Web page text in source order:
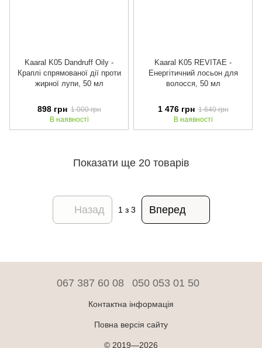
Kaaral K05 Dandruff Oily -
Краплі спрямованої дії проти
жирної лупи, 50 мл
898 грн 1 000 грн
В наявності
Kaaral K05 REVITAE -
Енергiтичний лосьон для
волосся, 50 мл
1 476 грн 1 640 грн
В наявності
Показати ще 20 товарів
Назад 1з 3 Вперед
067 387 60 08 050 053 01 50
Контактна інформація
Повна версія сайту
© 2019—2026